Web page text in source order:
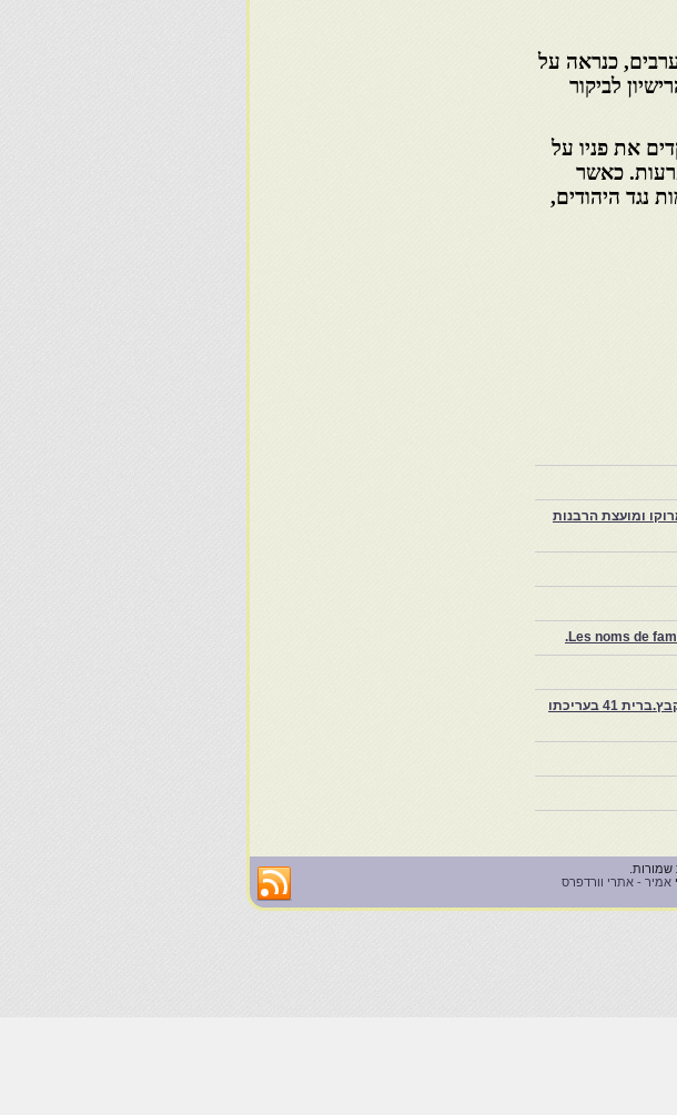
כנראה על
לביקור
את פניו על
כאשר
נגד היהודים,
ומועצת הרבנות
Les noms de
צפרו – קהילה יהודית קטנה במרוקו, ויצירת חכמיה חובקת עולם.הרמ"א מצפרו-נסים אמנון אלקבץ.ברית 41 בעריכתו
אמיר - אתרי וורדפרס